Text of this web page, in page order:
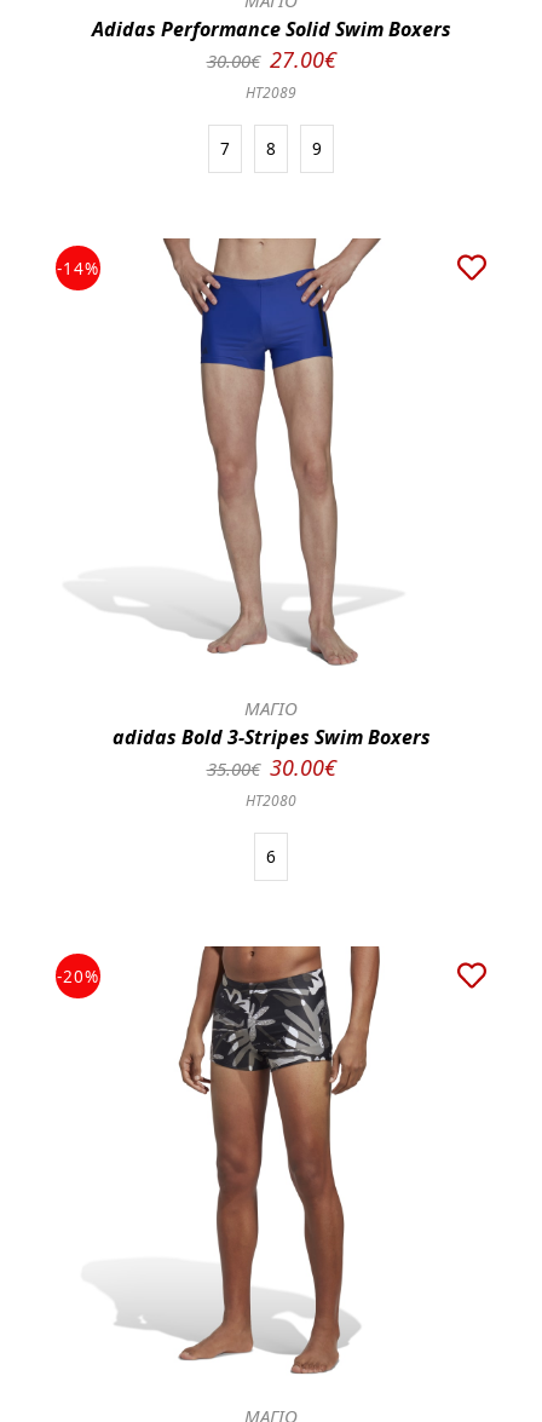
Adidas Performance Solid Swim Boxers
30.00€ 27.00€
HT2089
7 8 9
-14%
ΜΑΓΙΟ
adidas Bold 3-Stripes Swim Boxers
35.00€ 30.00€
HT2080
6
-20%
ΜΑΓΙΟ